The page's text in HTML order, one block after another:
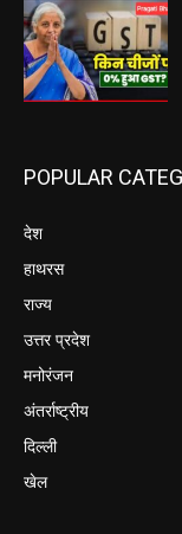
POPULAR
देश
हाथरस
राज्य
उत्तर प्रदेश
मनोरंजन
अंतर्राष्ट्रीय
दिल्ली
खेल